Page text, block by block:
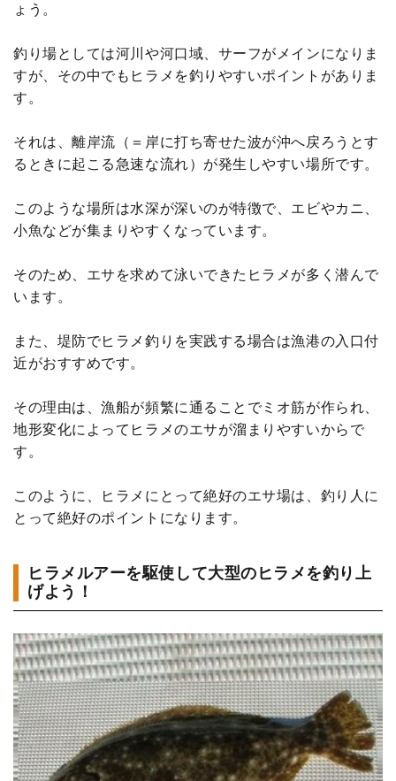
ょう。
釣り場としては河川や河口域、サーフがメインになりま
すが、その中でもヒラメを釣りやすいポイントがありま
す。
それは、離岸流（＝岸に打ち寄せた波が沖へ戻ろうとす
るときに起こる急速な流れ）が発生しやすい場所です。
このような場所は水深が深いのが特徴で、エビやカニ、
小魚などが集まりやすくなっています。
そのため、エサを求めて泳いできたヒラメが多く潜んで
います。
また、堤防でヒラメ釣りを実践する場合は漁港の入口付
近がおすすめです。
その理由は、漁船が頻繁に通ることでミオ筋が作られ、
地形変化によってヒラメのエサが溜まりやすいからで
す。
このように、ヒラメにとって絶好のエサ場は、釣り人に
とって絶好のポイントになります。
ヒラメルアーを駆使して大型のヒラメを釣り上
げよう！